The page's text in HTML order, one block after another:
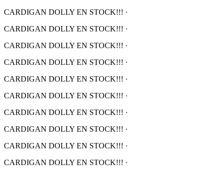
CARDIGAN DOLLY EN STOCK!!! ·
CARDIGAN DOLLY EN STOCK!!! ·
CARDIGAN DOLLY EN STOCK!!! ·
CARDIGAN DOLLY EN STOCK!!! ·
CARDIGAN DOLLY EN STOCK!!! ·
CARDIGAN DOLLY EN STOCK!!! ·
CARDIGAN DOLLY EN STOCK!!! ·
CARDIGAN DOLLY EN STOCK!!! ·
CARDIGAN DOLLY EN STOCK!!! ·
CARDIGAN DOLLY EN STOCK!!! ·